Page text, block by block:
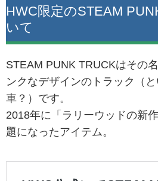
HWC限定のSTEAM
いて
STEAM PUNK TRUCKはその
ンクなデザインのトラック（
車？）です。
2018年に「ラリーウッドの新
題になったアイテム。